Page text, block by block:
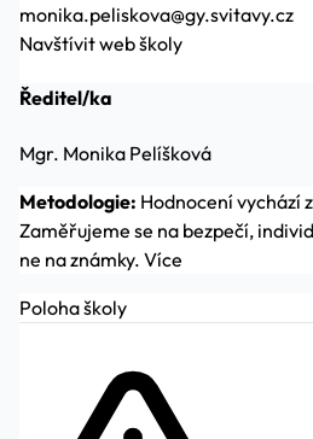
monika.peliskova@gy.svitavy.cz
Navštívit web školy
Ředitel/ka
Mgr. Monika Pelíšková
Metodologie: Hodnocení vychází
Zaměřujeme se na bezpečí,
ne na známky. Více
Poloha školy